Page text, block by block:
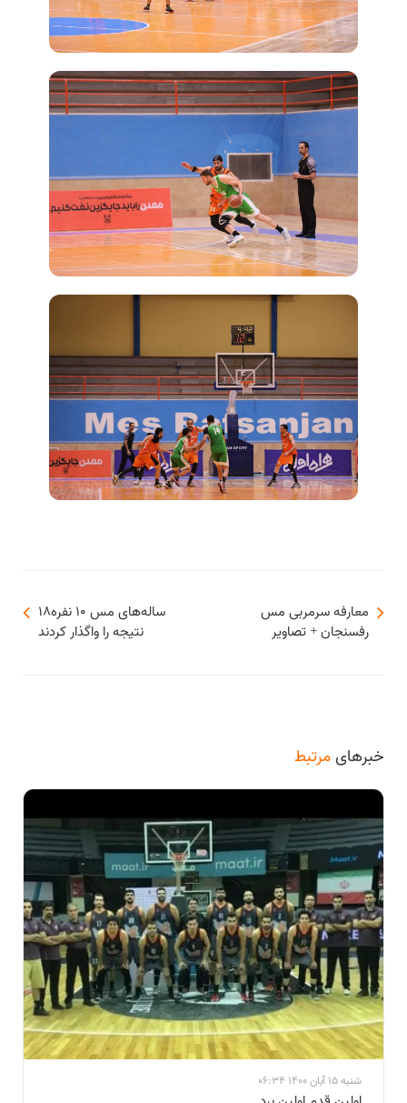
۱۸‌ساله‌های مس ۱۰ نفره
نتیجه را واگذار کردند
معارفه سرمربی مس
رفسنجان + تصاویر
خبرهایمرتبط
شنبه 15 آبان 1400 06:34